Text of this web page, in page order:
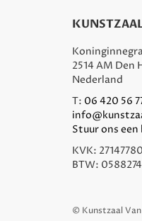
2514 AM Den
Nederland
T: 06 420 56
Stuur ons
KVK: 27147780
BTW:
© Kunstzaal